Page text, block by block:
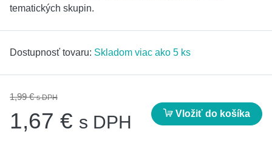
tematických skupin.
Dostupnosť tovaru: Skladom viac ako 5 ks
1,99 €s DPH
1,67 € s DPH Vložiť do košíka